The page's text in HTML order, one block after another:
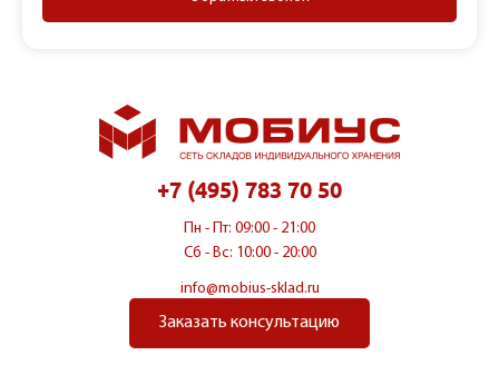
+7 (495) 783 70 50
Пн - Пт: 09:00 - 21:00
Сб - Вс: 10:00 - 20:00
info@mobius-sklad.ru
Заказать консультацию